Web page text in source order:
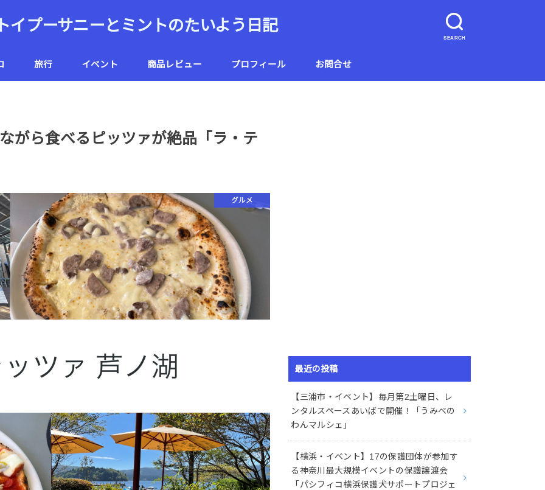
SEARCH
トイプーサニーとミントのたいよう日記
旅行 イベント 商品レビュー プロフィール お問合せ
がら食べるピッツァが絶品「ラ・テ
グルメ
最近の投稿
【三浦市・イベント】毎月第2土曜日、レ
ンタルスペースあいばで開催！「うみべの
わんマルシェ」
【横浜・イベント】17の保護団体が参加す
る神奈川最大規模イベントの保護譲渡会
「パシフィコ横浜保護犬サポートプロジェ